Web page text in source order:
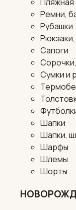
Ремни,
Рубашки
Сапоги
Сумки и
Шапки
Шапки,
Шарфы
Шлемы
Шорты